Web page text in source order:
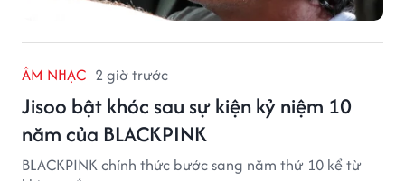
ÂM NHẠC 2 giờ trước
Jisoo bật khóc sau sự kiện kỷ niệm 10
năm của BLACKPINK
BLACKPINK chính thức bước sang năm thứ 10 kể từ